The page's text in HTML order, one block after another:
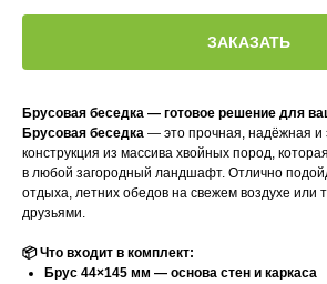
ЗАКАЗАТЬ
Брусовая беседка — готовое решение для
Брусовая беседка — это прочная, надёжная и
конструкция из массива хвойных пород,
в любой загородный ландшафт. Отлично
отдыха, летних обедов на свежем воздухе или
друзьями.
📦 Что входит в комплект:
Брус 44×145 мм — основа стен и каркаса